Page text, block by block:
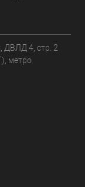
ДВЛД 4, стр. 2
метро